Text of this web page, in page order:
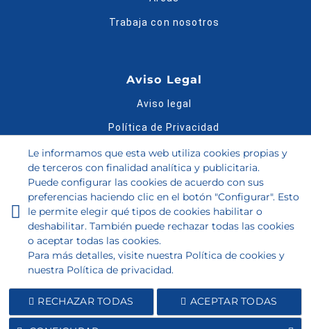
Trabaja con nosotros
Aviso Legal
Aviso legal
Política de Privacidad
Política de Cookies
Condiciones de compra
Bases legales del Sorteo
Guía de tallas
Le informamos que esta web utiliza cookies propias y
de terceros con finalidad analítica y publicitaria.
Puede configurar las cookies de acuerdo con sus
preferencias haciendo clic en el botón "Configurar". Esto
le permite elegir qué tipos de cookies habilitar o
deshabilitar. También puede rechazar todas las cookies
o aceptar todas las cookies.
Para más detalles, visite nuestra Política de cookies y
nuestra Política de privacidad.
RECHAZAR TODAS ACEPTAR TODAS
Ordenado por
LIMPIAR BUSCAR